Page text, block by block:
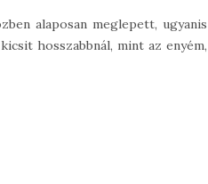
alaposan meglepett, ugyanis
hosszabbnál, mint az enyém,